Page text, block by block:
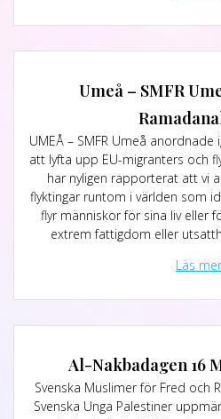
Umeå – SMFR
UMEÅ – SMFR Umeå
att lyfta upp EU-migranters och
har nyligen rapporterat att vi
flyktingar runtom i världen som
flyr människor för sina liv eller
extrem fattigdom eller
Läs mer
Al-Nakbadagen 16
Svenska Muslimer för Fred och
Svenska Unga Palestiner